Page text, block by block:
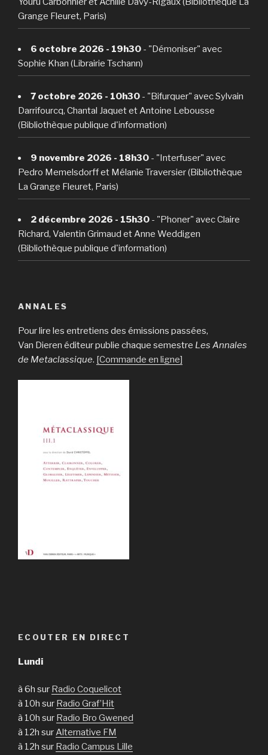
Grange Fleuret, Paris)
6 octobre 2026 - 19h30 - "Démoniser" avec
Sophie Khan (Librairie Tschann)
7 octobre 2026 - 10h30 - "Bifurquer" avec Sylvain
Darrifourcq, Chantal Jaquet et Antoine Lebousse
(Bibliothèque publique d'information)
9 novembre 2026 - 18h30 - "Interfuser" avec
Pedro Memelsdorff et Mélanie Traversier (Bibliothèque
La Grange Fleuret, Paris)
2 décembre 2026 - 15h30 - "Phoner" avec Claire
Richard, Valentin Grimaud et Anne Weddigen
(Bibliothèque publique d'information)
ANNALES
Pour lire les entretiens des émissions passées,
Van Dieren éditeur publie chaque semestre Les Annales
de Metaclassique. [Commande en ligne]
ECOUTER EN DIRECT
Lundi
à 6h sur Radio Coquelicot
à 10h sur Radio Graf’Hit
à 10h sur Radio Bro Gwened
à 12h surAlternative FM
à 12h sur Radio Campus Lille